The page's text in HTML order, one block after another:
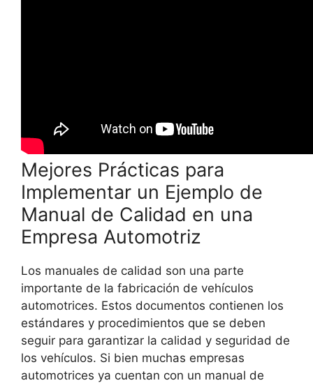
Mejores Prácticas para
Implementar un Ejemplo de
Manual de Calidad en una
Empresa Automotriz
Los manuales de calidad son una parte
importante de la fabricación de vehículos
automotrices. Estos documentos contienen los
estándares y procedimientos que se deben
seguir para garantizar la calidad y seguridad de
los vehículos. Si bien muchas empresas
automotrices ya cuentan con un manual de